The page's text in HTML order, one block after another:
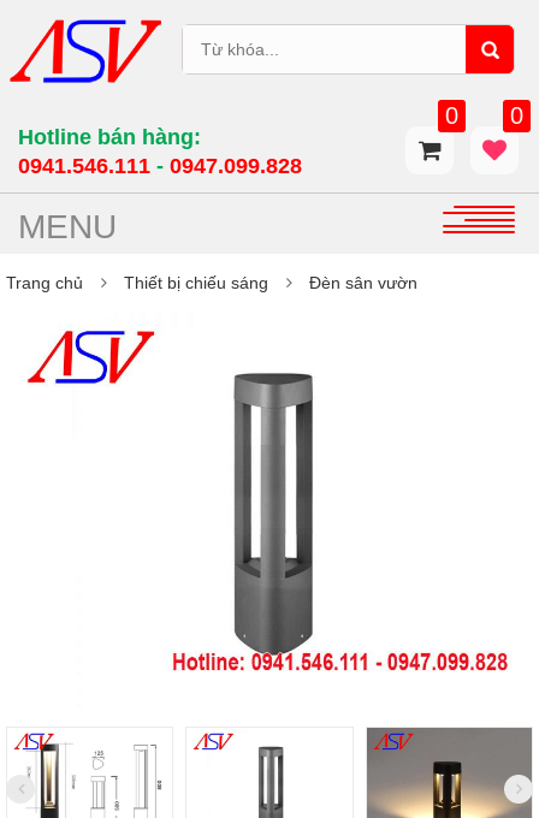
Hotline bán hàng:
0941.546.111 -0947.099.828​
0 0
MENU
Trang chủ Thiết bị chiếu sáng Đèn sân vườn